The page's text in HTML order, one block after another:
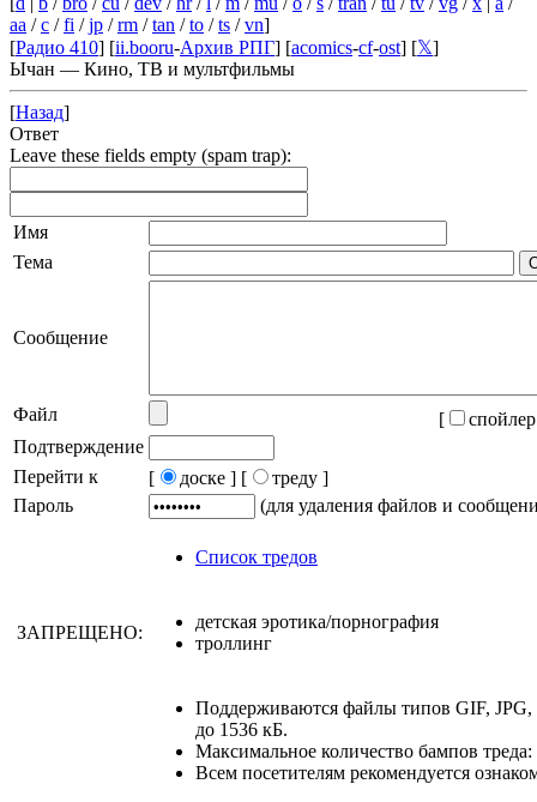
aa /c /fi /jp /rm /tan /to /ts /vn]
[Радио 410] [ii.booru-Архив РПГ] [acomics-cf-ost] [𝕏]
Ычан — Кино, ТВ и мультфильмы
[Назад]
Ответ
Leave these fields empty (spam trap):
Имя
Тема
Сообщение
Файл [
Подтверждение
Перейти к
[ доске ] [
треду ]
Пароль
(для удаления файлов и
Список тредов
ЗАПРЕЩЕНО:
детская эротика/порнография
троллинг
Поддерживаются файлы типов GIF, JPG,
до 1536 кБ.
Максимальное количество бампов треда:
Всем посетителям рекомендуется